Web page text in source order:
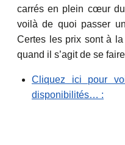
carrés en plein cœur
voilà de quoi passer
Certes les prix sont à
quand il s’agit de se
Cliquez ici pour
disponibilités… :